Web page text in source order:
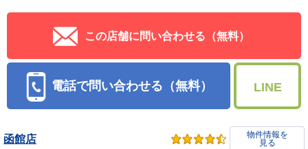
この店舗に問い合わせる（無料）
電話で問い合わせる（無料） LINE
函館店
物件情報を
見る